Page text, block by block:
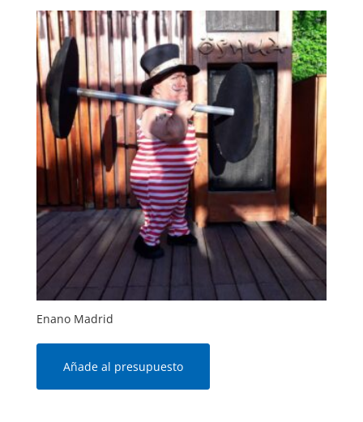
Enano Madrid
Añade al presupuesto